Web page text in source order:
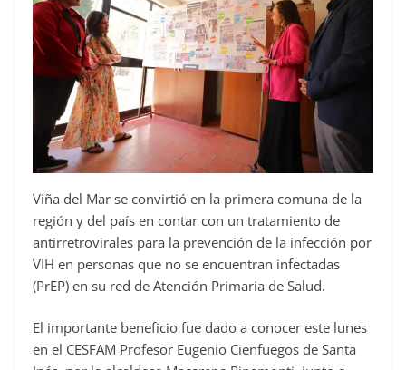
Viña del Mar se convirtió en la primera comuna de la
región y del país en contar con un tratamiento de
antirretrovirales para la prevención de la infección por
VIH en personas que no se encuentran infectadas
(PrEP) en su red de Atención Primaria de Salud.
El importante beneficio fue dado a conocer este lunes
en el CESFAM Profesor Eugenio Cienfuegos de Santa